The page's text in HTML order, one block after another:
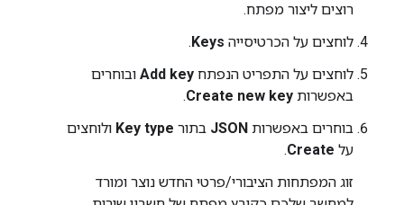
רוצים ליצור מפתח.
לוחצים על הכרטיסייה Keys
.
לוחצים על התפריט הנפתח Add key ובוחרים
באפשרות Create new key
.
בוחרים באפשרות JSON בתור Key type ולוחצים
על Create
.
זוג המפתחות הציבורי/פרטי החדש נוצר ומורד